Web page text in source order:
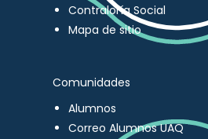
Contraloría Social
Mapa de sitio
Comunidades
Alumnos
Correo Alumnos UAQ